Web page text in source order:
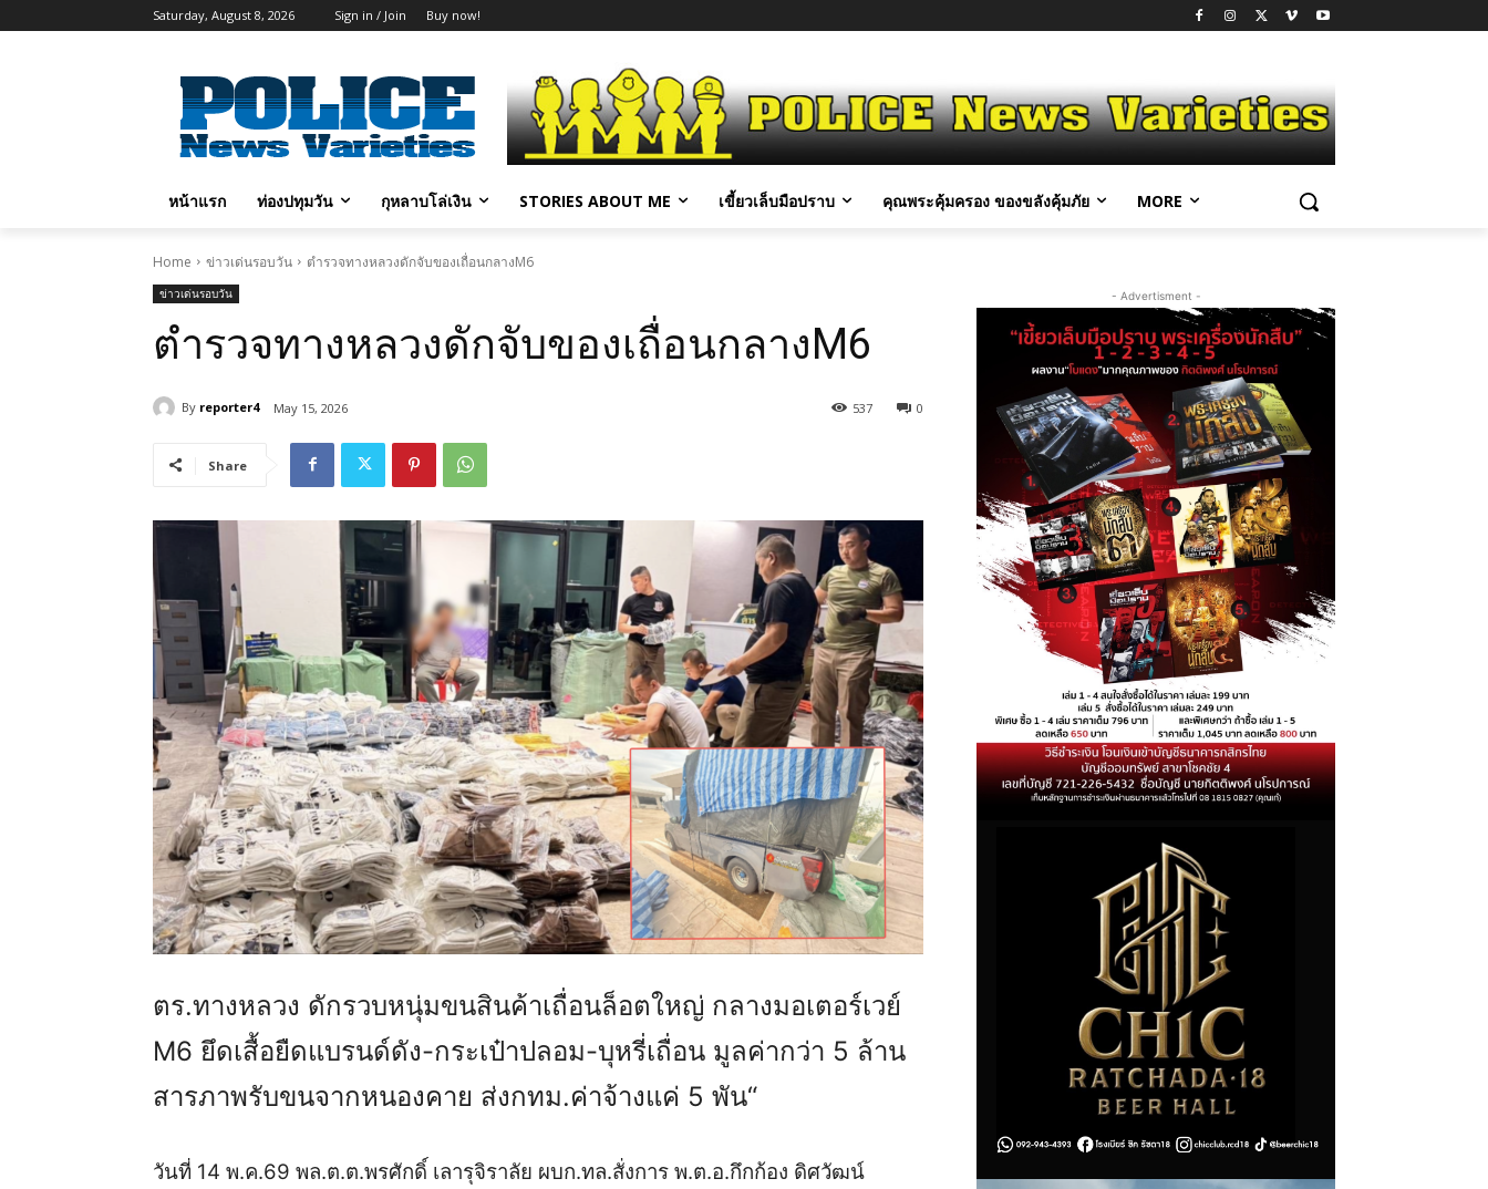
Saturday, August 8, 2026 Sign in / Join Buy now!
หน้าแรก ท่องปทุมวัน กุหลาบโล่เงิน STORIES ABOUT ME เขี้ยวเล็บมือปราบ คุณพระคุ้มครอง ของขลังคุ้มภัย MORE
Home ข่าวเด่นรอบวัน ตำรวจทางหลวงดักจับของเถื่อนกลางM6
ข่าวเด่นรอบวัน
ตำรวจทางหลวงดักจับของเถื่อนกลางM6
By reporter4 May 15, 2026 0
537
Share
ตร.ทางหลวง ดักรวบหนุ่มขนสินค้าเถื่อนล็อตใหญ่ กลางมอเตอร์เวย์
M6 ยึดเสื้อยืดแบรนด์ดัง-กระเป๋าปลอม-บุหรี่เถื่อน มูลค่ากว่า 5 ล้าน
สารภาพรับขนจากหนองคาย ส่งกทม.ค่าจ้างแค่ 5 พัน“
วันที่ 14 พ.ค.69 พล.ต.ต.พรศักดิ์ เลารุจิราลัย ผบก.ทล.สั่งการ พ.ต.อ.กึกก้อง ดิศวัฒน์
- Advertisment -